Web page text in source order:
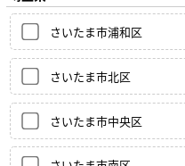
さいたま市浦和区
さいたま市北区
さいたま市中央区